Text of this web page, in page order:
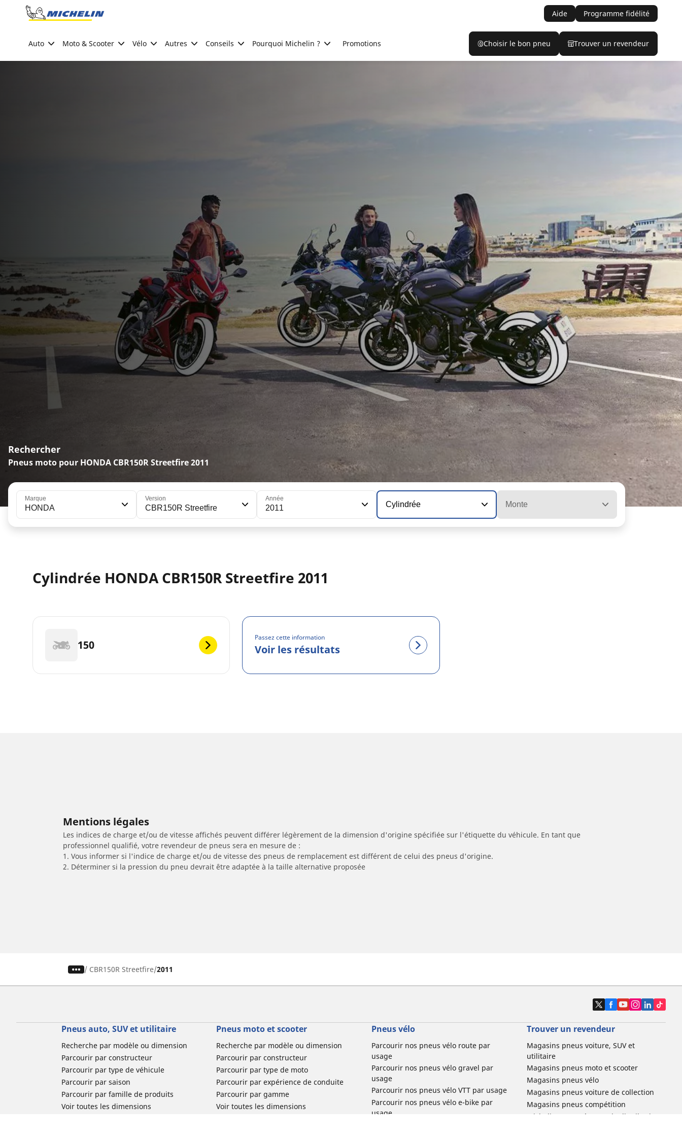
Go to page content
Aide Programme fidélité
Auto Moto & Scooter Vélo Autres Conseils Pourquoi Michelin ? Promotions Choisir le bon pneu Trouver un revendeur
Rechercher
Pneus moto pour HONDA CBR150R Streetfire 2011
Marque
HONDA
Version
CBR150R Streetfire
Année
2011 Cylindrée Monte
Cylindrée HONDA CBR150R Streetfire 2011
150
Passez cette information
Voir les résultats
Mentions légales
Les indices de charge et/ou de vitesse affichés peuvent différer légèrement de la dimension d'origine spécifiée sur l'étiquette du véhicule. En tant que
professionnel qualifié, votre revendeur de pneus sera en mesure de :
1. Vous informer si l'indice de charge et/ou de vitesse des pneus de remplacement est différent de celui des pneus d'origine.
2. Déterminer si la pression du pneu devrait être adaptée à la taille alternative proposée
/ CBR150R Streetfire 2011
Pneus auto, SUV et utilitaire
Recherche par modèle ou dimension
Parcourir par constructeur
Parcourir par type de véhicule
Parcourir par saison
Parcourir par famille de produits
Voir toutes les dimensions
Pneus moto et scooter
Recherche par modèle ou dimension
Parcourir par constructeur
Parcourir par type de moto
Parcourir par expérience de conduite
Parcourir par gamme
Voir toutes les dimensions
Pneus vélo
Parcourir nos pneus vélo route par
usage
Parcourir nos pneus vélo gravel par
usage
Parcourir nos pneus vélo VTT par usage
Parcourir nos pneus vélo e-bike par
usage
Trouver un revendeur
Magasins pneus voiture, SUV et
utilitaire
Magasins pneus moto et scooter
Magasins pneus vélo
Magasins pneus voiture de collection
Magasins pneus compétition
Michelin et ses réseaux de distribution